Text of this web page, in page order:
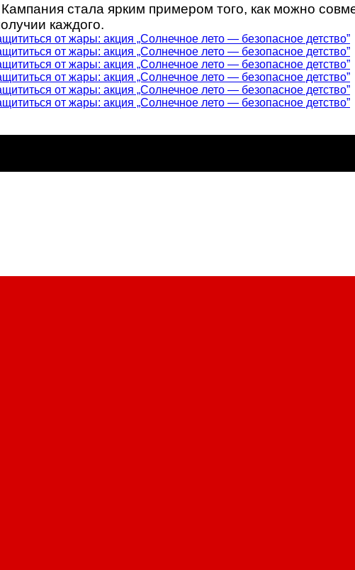
стала ярким примером того, как можно
каждого.